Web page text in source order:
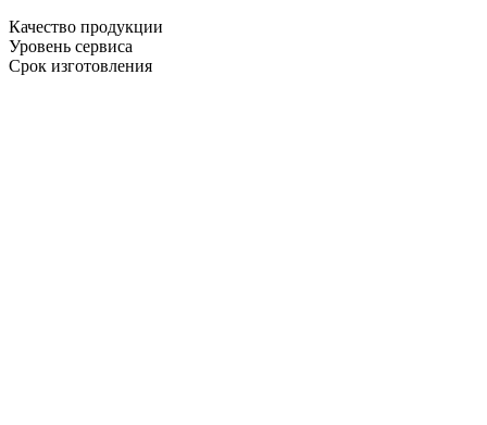
Качество продукции
Уровень сервиса
Срок изготовления